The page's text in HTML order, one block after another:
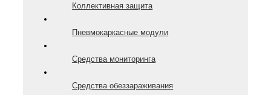
Коллективная защита
Пневмокаркасные модули
Средства мониторинга
Средства обеззараживания